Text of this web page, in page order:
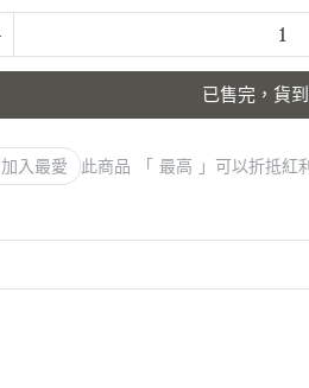
已售完，貨
加入最愛 此商品 「 最高 」可以折抵紅利